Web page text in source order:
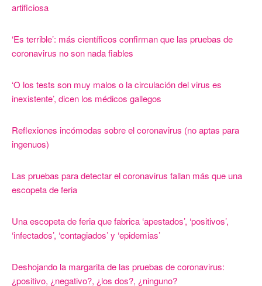
artificiosa
‘Es terrible’: más científicos confirman que las pruebas de
coronavirus no son nada fiables
‘O los tests son muy malos o la circulación del virus es
inexistente’, dicen los médicos gallegos
Reflexiones incómodas sobre el coronavirus (no aptas para
ingenuos)
Las pruebas para detectar el coronavirus fallan más que una
escopeta de feria
Una escopeta de feria que fabrica ‘apestados’, ‘positivos’,
‘infectados’, ‘contagiados’ y ‘epidemias’
Deshojando la margarita de las pruebas de coronavirus:
¿positivo, ¿negativo?, ¿los dos?, ¿ninguno?